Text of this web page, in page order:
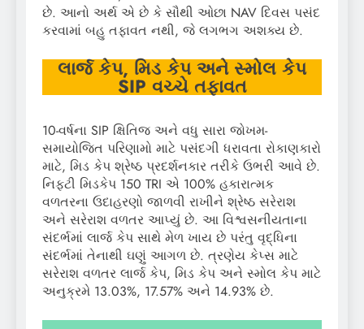
છે. આનો અર્થ એ છે કે સૌથી ઓછા NAV દિવસ પસંદ
કરવામાં બહુ તફાવત નથી, જે લગભગ અશક્ય છે.
લાર્જ કેપ,મિડ કેપ અને સ્મોલ કેપ
SIP વચ્ચે તફાવત
10-વર્ષના SIP ક્ષિતિજ અને વધુ સારા જોખમ-
સમાયોજિત પરિણામો માટે પસંદગી ધરાવતા રોકાણકારો
માટે, મિડ કેપ શ્રેષ્ઠ પ્રદર્શનકાર તરીકે ઉભરી આવે છે.
નિફ્ટી મિડકેપ 150 TRI એ 100% હકારાત્મક
વળતરના ઉદાહરણો જાળવી રાખીને શ્રેષ્ઠ સરેરાશ
અને સરેરાશ વળતર આપ્યું છે. આ વિશ્વસનીયતાના
સંદર્ભમાં લાર્જ કેપ સાથે મેળ ખાય છે પરંતુ વૃદ્ધિના
સંદર્ભમાં તેનાથી ઘણું આગળ છે. ત્રણેય કેપ્સ માટે
સરેરાશ વળતર લાર્જ કેપ, મિડ કેપ અને સ્મોલ કેપ માટે
અનુક્રમે 13.03%, 17.57% અને 14.93% છે.